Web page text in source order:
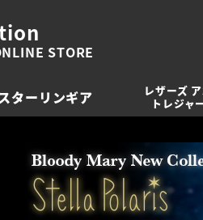
STORE
ターリンギア
レザーズ
トレジャ